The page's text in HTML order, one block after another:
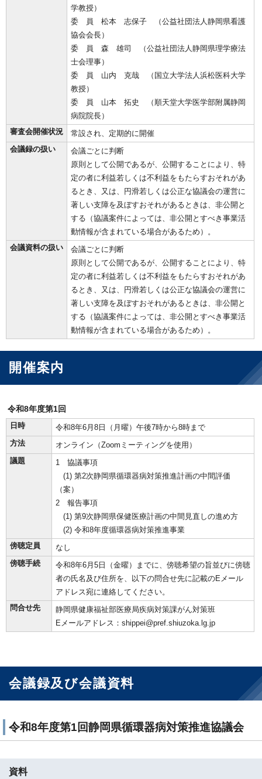
学教授）
委 員 松本 志保子 （公益社団法人静岡県看護
協会会長）
委 員 森 雄司 （公益社団法人静岡県理学療法
士会理事）
委 員 山内 克哉 （国立大学法人浜松医科大学
教授）
委 員 山本 拓史 （順天堂大学医学部附属静岡
病院院長）
審査会開催状況
常設され、定期的に開催
会議録の扱い
会議ごとに判断
原則として公開であるが、公開することにより、特
定の者に利益若しくは不利益をもたらすおそれがあ
るとき、又は、円滑若しくは公正な協議会の運営に
著しい支障を及ぼすおそれがあるときは、非公開と
する（協議案件によっては、非公開とすべき事業活
動情報が含まれている場合があるため）。
会議資料の扱い
会議ごとに判断
原則として公開であるが、公開することにより、特
定の者に利益若しくは不利益をもたらすおそれがあ
るとき、又は、円滑若しくは公正な協議会の運営に
著しい支障を及ぼすおそれがあるときは、非公開と
する（協議案件によっては、非公開とすべき事業活
動情報が含まれている場合があるため）。
開催案内
令和8年度第1回
日時
令和8年6月8日（月曜）午後7時から8時まで
方法
オンライン（Zoomミーティングを使用）
議題
1 協議事項
(1) 第2次静岡県循環器病対策推進計画の中間評価
（案）
2 報告事項
(1) 第9次静岡県保健医療計画の中間見直しの進め方
(2) 令和8年度循環器病対策推進事業
傍聴定員
なし
傍聴手続
令和8年6月5日（金曜）までに、傍聴希望の旨並びに傍聴
者の氏名及び住所を、以下の問合せ先に記載のEメール
アドレス宛に連絡してください。
問合せ先
静岡県健康福祉部医療局疾病対策課がん対策班
Eメールアドレス：shippei@pref.shiuzoka.lg.jp
会議録及び会議資料
令和8年度第1回静岡県循環器病対策推進協議会
資料